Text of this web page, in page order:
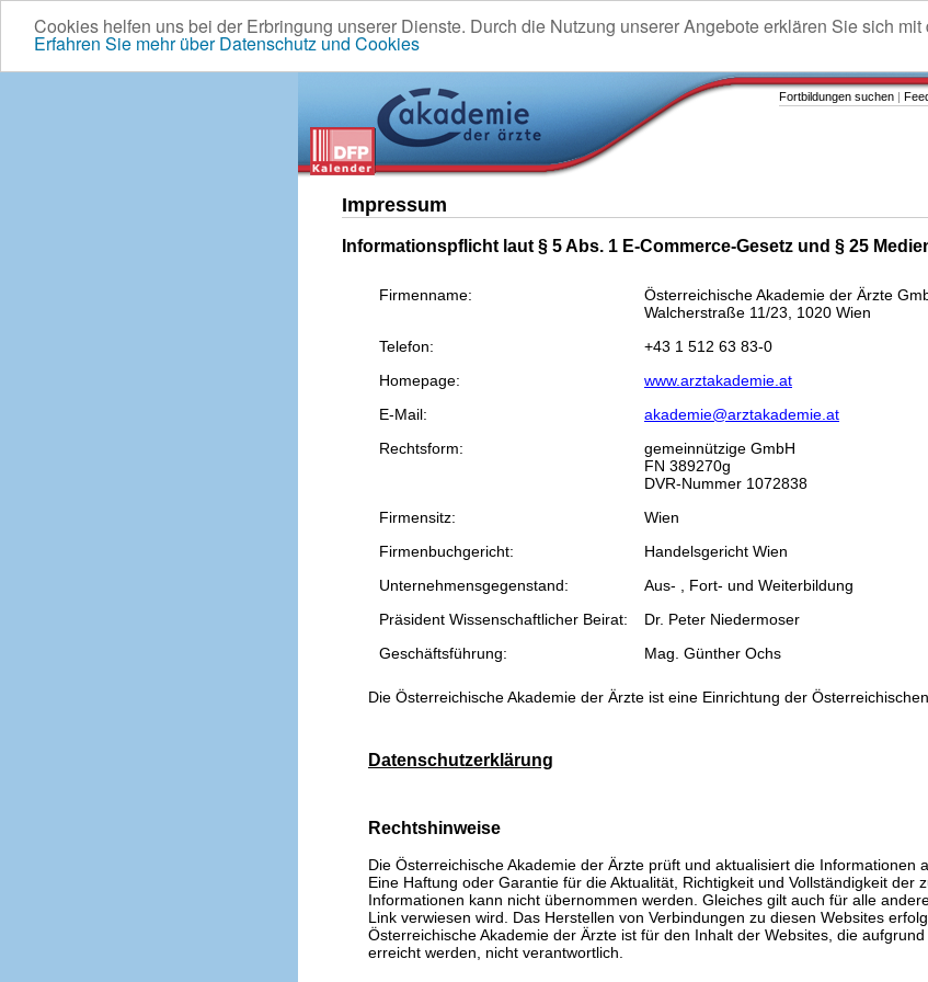
Cookies helfen uns bei der Erbringung unserer Dienste. Durch die Nutzung unserer Angebote erklären Sie sich
Erfahren Sie mehr über Datenschutz und Cookies
Fortbildungen suchen |
Impressum
Informationspflicht laut § 5 Abs. 1 E-Commerce-Gesetz und § 25
Firmenname:
Österreichische Akademie der Ärzte
Walcherstraße 11/23, 1020 Wien
Telefon:
+43 1 512 63 83-0
Homepage:
www.arztakademie.at
E-Mail:
akademie@arztakademie.at
Rechtsform:
gemeinnützige GmbH
FN 389270g
DVR-Nummer 1072838
Firmensitz:
Wien
Firmenbuchgericht:
Handelsgericht Wien
Unternehmensgegenstand:
Aus- , Fort- und Weiterbildung
Präsident Wissenschaftlicher Beirat:
Dr. Peter Niedermoser
Geschäftsführung:
Mag. Günther Ochs
Die Österreichische Akademie der Ärzte ist eine Einrichtung der
Datenschutzerklärung
Rechtshinweise
Die Österreichische Akademie der Ärzte prüft und aktualisiert die Informationen
Eine Haftung oder Garantie für die Aktualität, Richtigkeit und Vollständigkeit der
Informationen kann nicht übernommen werden. Gleiches gilt auch für alle
Link verwiesen wird. Das Herstellen von Verbindungen zu diesen Websites
Österreichische Akademie der Ärzte ist für den Inhalt der Websites, die
erreicht werden, nicht verantwortlich.